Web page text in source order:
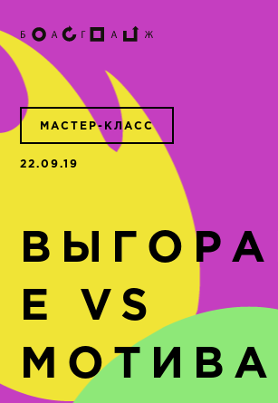
МАСТЕР-КЛАСС
22.09.19
Е VS